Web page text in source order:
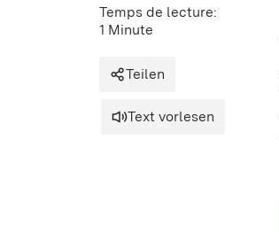
Temps de lecture:
1 Minute
Teilen
Text vorlesen